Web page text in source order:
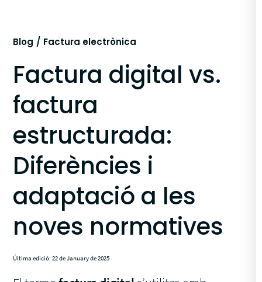
Blog Factura electrònica
Factura digital vs.
factura
estructurada:
Diferències i
adaptació a les
noves normatives
Última edició: 22 de January de 2025